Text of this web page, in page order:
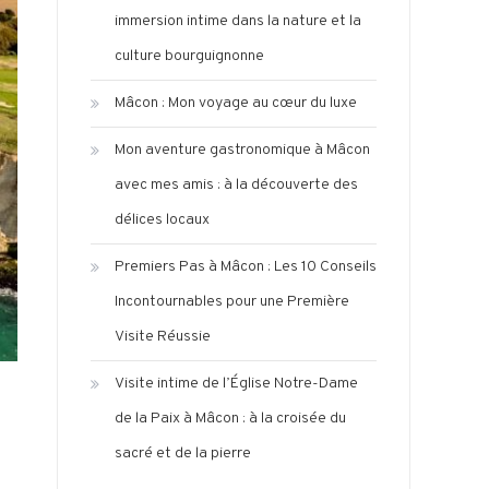
immersion intime dans la nature et la
culture bourguignonne
Mâcon : Mon voyage au cœur du luxe
Mon aventure gastronomique à Mâcon
avec mes amis : à la découverte des
délices locaux
Premiers Pas à Mâcon : Les 10 Conseils
Incontournables pour une Première
Visite Réussie
Visite intime de l’Église Notre-Dame
de la Paix à Mâcon : à la croisée du
sacré et de la pierre